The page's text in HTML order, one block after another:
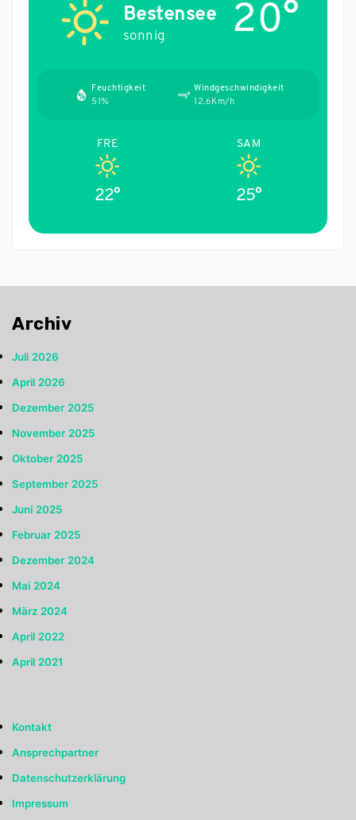
Bestensee
sonnig 20°
Feuchtigkeit
51%
Windgeschwindigkeit
12.6Km/h
FRE
22°
SAM
25°
Archiv
Juli 2026
April 2026
Dezember 2025
November 2025
Oktober 2025
September 2025
Juni 2025
Februar 2025
Dezember 2024
Mai 2024
März 2024
April 2022
April 2021
Kontakt
Ansprechpartner
Datenschutzerklärung
Impressum